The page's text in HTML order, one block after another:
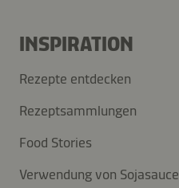
INSPIRATION
Rezepte entdecken
Rezeptsammlungen
Food Stories
Verwendung von Sojasauce